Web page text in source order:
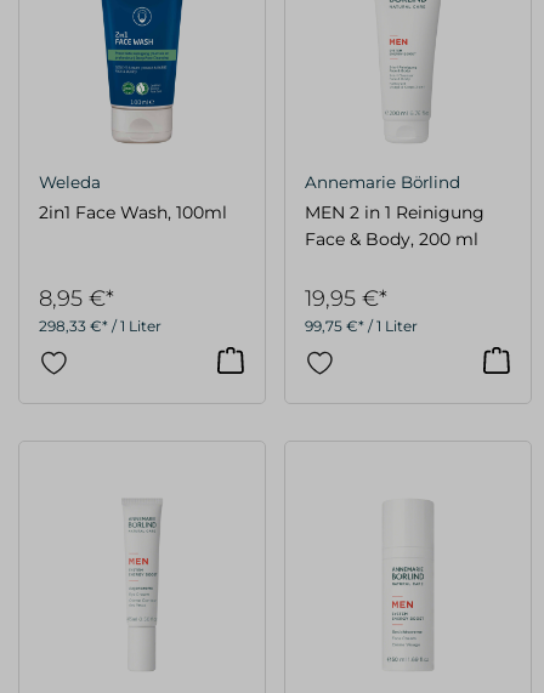
Weleda
2in1 Face Wash, 100ml
298,33 €* / 1 Liter
8,95 €*
Annemarie Börlind
MEN 2 in 1 Reinigung
Face & Body, 200 ml
99,75 €* / 1 Liter
19,95 €*